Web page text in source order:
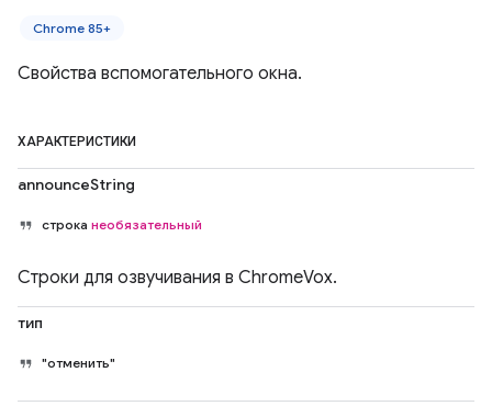
Chrome 85+
Свойства вспомогательного окна.
ХАРАКТЕРИСТИКИ
announceString
строка необязательный
Строки для озвучивания в ChromeVox.
тип
"отменить"